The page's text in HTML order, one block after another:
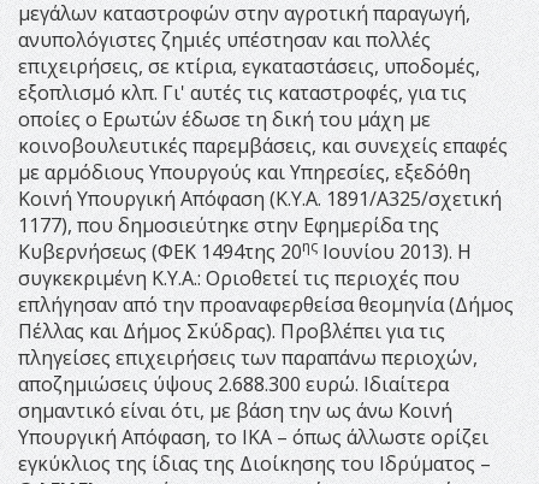
μεγάλων καταστροφών στην αγροτική παραγωγή,
ανυπολόγιστες ζημιές υπέστησαν και πολλές
επιχειρήσεις, σε κτίρια, εγκαταστάσεις, υποδομές,
εξοπλισμό κλπ. Γι' αυτές τις καταστροφές, για τις
οποίες ο Ερωτών έδωσε τη δική του μάχη με
κοινοβουλευτικές παρεμβάσεις, και συνεχείς επαφές
με αρμόδιους Υπουργούς και Υπηρεσίες, εξεδόθη
Κοινή Υπουργική Απόφαση (Κ.Υ.Α. 1891/Α325/σχετική
1177), που δημοσιεύτηκε στην Εφημερίδα της
Κυβερνήσεως (ΦΕΚ 1494της 20ηςΙουνίου 2013). Η
συγκεκριμένη Κ.Υ.Α.: Οριοθετεί τις περιοχές που
επλήγησαν από την προαναφερθείσα θεομηνία (Δήμος
Πέλλας και Δήμος Σκύδρας). Προβλέπει για τις
πληγείσες επιχειρήσεις των παραπάνω περιοχών,
αποζημιώσεις ύψους 2.688.300 ευρώ. Ιδιαίτερα
σημαντικό είναι ότι, με βάση την ως άνω Κοινή
Υπουργική Απόφαση, το ΙΚΑ – όπως άλλωστε ορίζει
εγκύκλιος της ίδιας της Διοίκησης του Ιδρύματος –